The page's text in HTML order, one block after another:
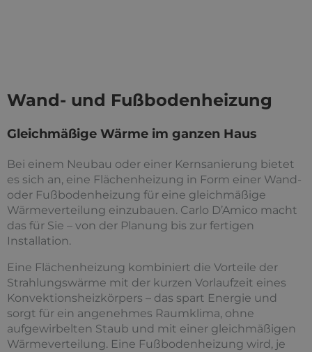
Wand- und Fußbodenheizung
Gleichmäßige Wärme im ganzen Haus
Bei einem Neubau oder einer Kernsanierung bietet
es sich an, eine Flächenheizung in Form einer Wand-
oder Fußbodenheizung für eine gleichmäßige
Wärmeverteilung einzubauen. Carlo D’Amico macht
das für Sie – von der Planung bis zur fertigen
Installation.
Eine Flächenheizung kombiniert die Vorteile der
Strahlungswärme mit der kurzen Vorlaufzeit eines
Konvektionsheizkörpers – das spart Energie und
sorgt für ein angenehmes Raumklima, ohne
aufgewirbelten Staub und mit einer gleichmäßigen
Wärmeverteilung. Eine Fußbodenheizung wird, je